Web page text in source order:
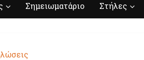
Σημειωματάριο Στήλες